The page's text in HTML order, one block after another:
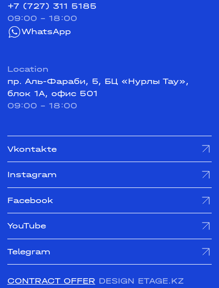
+7 (727) 311 5185
09:00 - 18:00
WhatsApp
Location
пр. Аль-Фараби, 5, БЦ «Нурлы Тау»,
блок 1А, офис 501
09:00 - 18:00
Vkontakte
Instagram
Facebook
YouTube
Telegram
CONTRACT OFFER DESIGN ETAGE.KZ